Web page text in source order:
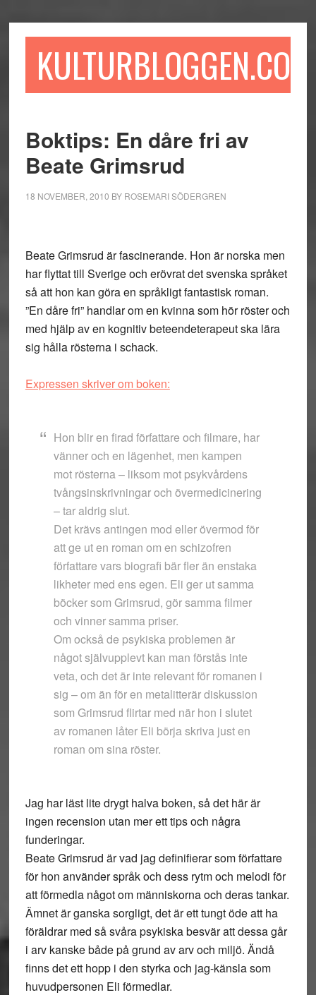
till
till
sidofältet
till
KULTURBLOGGEN.COM
Boktips: En dåre fri av
Beate Grimsrud
18 NOVEMBER, 2010 BY ROSEMARI SÖDERGREN
Beate Grimsrud är fascinerande. Hon är norska men
har flyttat till Sverige och erövrat det svenska språket
så att hon kan göra en språkligt fantastisk roman.
”En dåre fri” handlar om en kvinna som hör röster och
med hjälp av en kognitiv beteendeterapeut ska lära
sig hålla rösterna i schack.
Expressen skriver om boken:
Hon blir en firad författare och filmare, har
vänner och en lägenhet, men kampen
mot rösterna – liksom mot psykvårdens
tvångsinskrivningar och övermedicinering
– tar aldrig slut.
Det krävs antingen mod eller övermod för
att ge ut en roman om en schizofren
författare vars biografi bär fler än enstaka
likheter med ens egen. Eli ger ut samma
böcker som Grimsrud, gör samma filmer
och vinner samma priser.
Om också de psykiska problemen är
något självupplevt kan man förstås inte
veta, och det är inte relevant för romanen i
sig – om än för en metalitterär diskussion
som Grimsrud flirtar med när hon i slutet
av romanen låter Eli börja skriva just en
roman om sina röster.
Jag har läst lite drygt halva boken, så det här är
ingen recension utan mer ett tips och några
funderingar.
Beate Grimsrud är vad jag definifierar som författare
för hon använder språk och dess rytm och melodi för
att förmedla något om människorna och deras tankar.
Ämnet är ganska sorgligt, det är ett tungt öde att ha
föräldrar med så svåra psykiska besvär att dessa går
i arv kanske både på grund av arv och miljö. Ändå
finns det ett hopp i den styrka och jag-känsla som
huvudpersonen Eli förmedlar.